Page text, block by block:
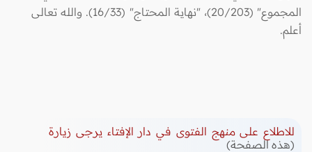
المجموع" (20/203)، "نهاية المحتاج" (16/33).
والله تعالى
أعلم.
للاطلاع على منهج الفتوى في دار الإفتاء يرجى زيارة
(هذه الصفحة)